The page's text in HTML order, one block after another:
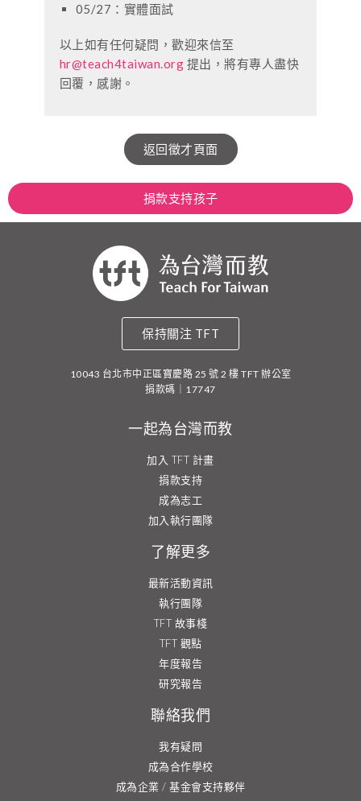
05/27：實體面試
以上如有任何疑問，歡迎來信至
hr@teach4taiwan.org 提出，將有專人盡快
回覆，感謝。
返回徵才頁面
捐款支持孩子
保持關注 TFT
10043 台北市中正區寶慶路 25 號 2 樓 TFT 辦公室
捐款碼｜17747
一起為台灣而教
加入 TFT 計畫
捐款支持
成為志工
加入執行團隊
了解更多
最新活動資訊
執行團隊
TFT 故事棧
TFT 觀點
年度報告
研究報告
聯絡我們
我有疑問
成為合作學校
成為企業 / 基金會支持夥伴